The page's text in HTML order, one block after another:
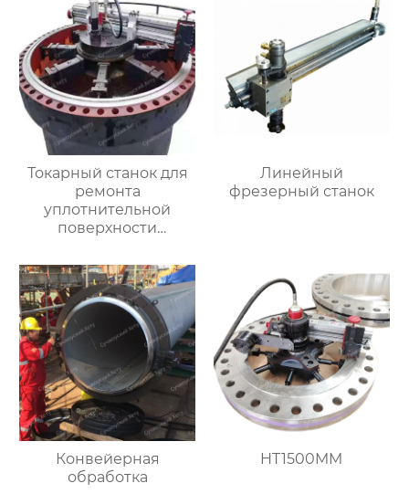
Токарный станок для
ремонта
уплотнительной
поверхности
HT3000MM
Линейный
фрезерный станок
Конвейерная
обработка
HT1500MM